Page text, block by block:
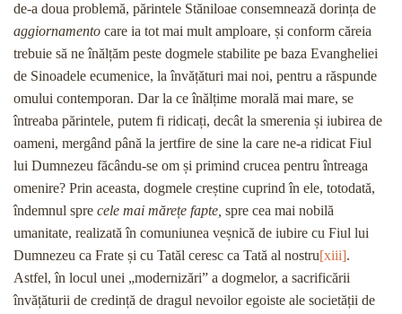
de-a doua problemă, părintele Stăniloae consemnează dorința de
aggiornamento care ia tot mai mult amploare, și conform căreia
trebuie să ne înălțăm peste dogmele stabilite pe baza Evangheliei
de Sinoadele ecumenice, la învățături mai noi, pentru a răspunde
omului contemporan. Dar la ce înălțime morală mai mare, se
întreaba părintele, putem fi ridicați, decât la smerenia și iubirea de
oameni, mergând până la jertfire de sine la care ne-a ridicat Fiul
lui Dumnezeu făcându-se om și primind crucea pentru întreaga
omenire? Prin aceasta, dogmele creștine cuprind în ele, totodată,
îndemnul spre cele mai mărețe fapte, spre cea mai nobilă
umanitate, realizată în comuniunea veșnică de iubire cu Fiul lui
Dumnezeu ca Frate și cu Tatăl ceresc ca Tată al nostru[xiii].
Astfel, în locul unei „modernizări” a dogmelor, a sacrificării
învățăturii de credință de dragul nevoilor egoiste ale societății de